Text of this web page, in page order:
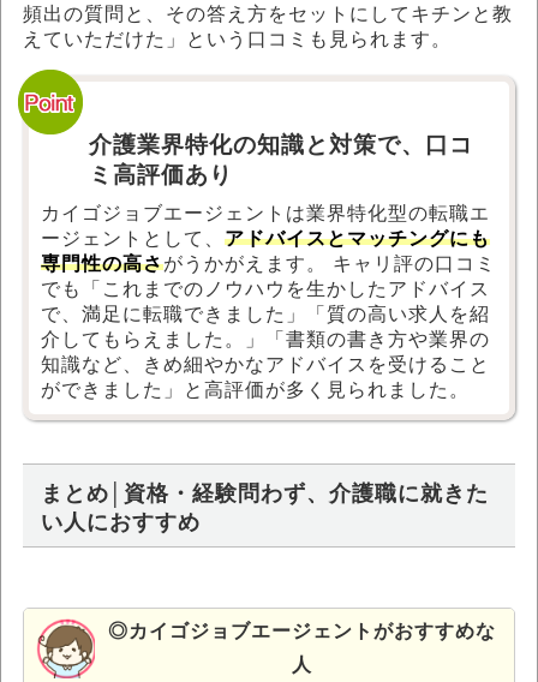
頻出の質問と、その答え方をセットにしてキチンと教
えていただけた」という口コミも見られます。
介護業界特化の知識と対策で、口コ
ミ高評価あり
カイゴジョブエージェントは業界特化型の転職エ
ージェントとして、 アドバイスとマッチングにも
専門性の高さがうかがえます。 キャリ評の口コミ
でも「これまでのノウハウを生かしたアドバイス
で、満足に転職できました」「質の高い求人を紹
介してもらえました。」「書類の書き方や業界の
知識など、きめ細やかなアドバイスを受けること
ができました」と高評価が多く見られました。
まとめ│資格・経験問わず、介護職に就きた
い人におすすめ
◎カイゴジョブエージェントがおすすめな
人